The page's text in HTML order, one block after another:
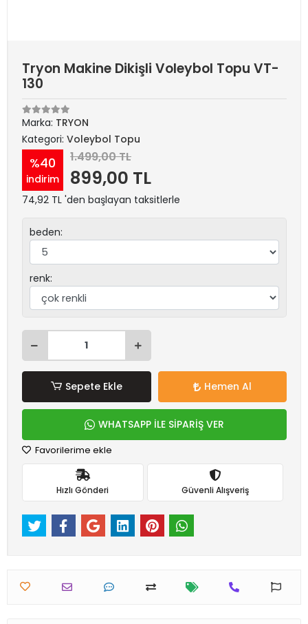
Tryon Makine Dikişli Voleybol Topu VT-
130
Marka: TRYON
Kategori: Voleybol Topu
%40
indirim
1.499,00 TL
899,00 TL
74,92 TL 'den başlayan taksitlerle
beden:
renk:
Sepete Ekle Hemen Al
WHATSAPP İLE SİPARİŞ VER
Favorilerime ekle
Hızlı Gönderi Güvenli Alışveriş